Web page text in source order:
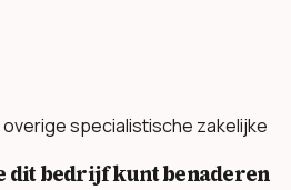
specialistische zakelijke
dit bedrijf kunt benaderen